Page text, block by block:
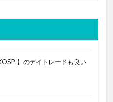
】のデイトレードも良い